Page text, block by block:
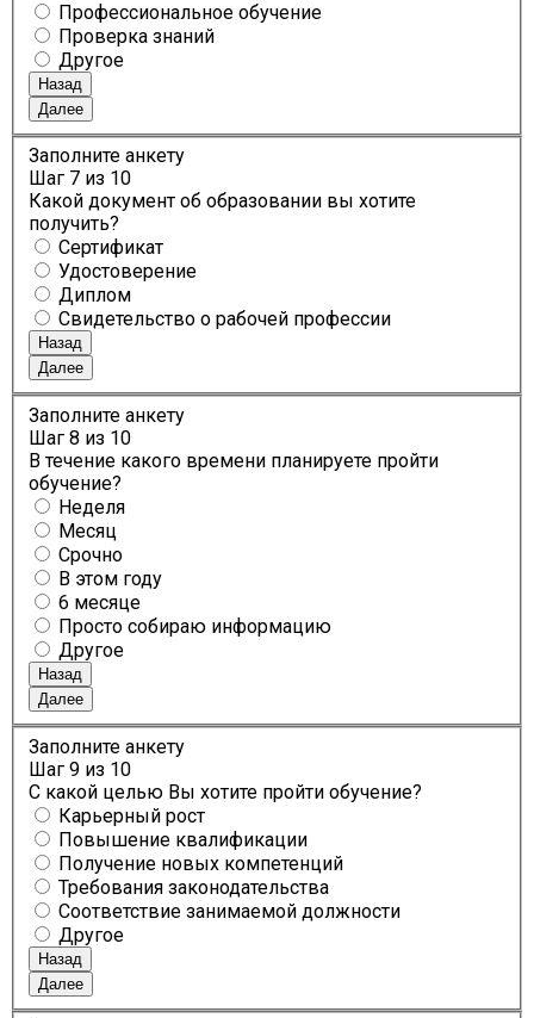
Профессиональное обучение
Проверка знаний
Другое
Назад
Далее
Заполните анкету
Шаг 7 из 10
Какой документ об образовании вы хотите
получить?
Сертификат
Удостоверение
Диплом
Свидетельство о рабочей профессии
Назад
Далее
Заполните анкету
Шаг 8 из 10
В течение какого времени планируете пройти
обучение?
Неделя
Месяц
Срочно
В этом году
6 месяце
Просто собираю информацию
Другое
Назад
Далее
Заполните анкету
Шаг 9 из 10
С какой целью Вы хотите пройти обучение?
Карьерный рост
Повышение квалификации
Получение новых компетенций
Требования законодательства
Соответствие занимаемой должности
Другое
Назад
Далее